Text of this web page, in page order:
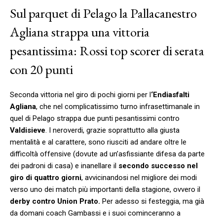
Sul parquet di Pelago la Pallacanestro
Agliana strappa una vittoria
pesantissima: Rossi top scorer di serata
con 20 punti
Seconda vittoria nel giro di pochi giorni per l‘Endiasfalti
Agliana, che nel complicatissimo turno infrasettimanale in
quel di Pelago strappa due punti pesantissimi contro
Valdisieve. I neroverdi, grazie soprattutto alla giusta
mentalità e al carattere, sono riusciti ad andare oltre le
difficoltà offensive (dovute ad un’asfissiante difesa da parte
dei padroni di casa) e inanellare il secondo successo nel
giro di quattro giorni, avvicinandosi nel migliore dei modi
verso uno dei match più importanti della stagione, ovvero il
derby contro Union Prato. Per adesso si festeggia, ma già
da domani coach Gambassi e i suoi cominceranno a